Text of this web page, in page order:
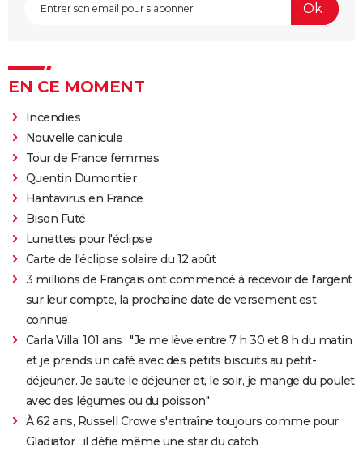
EN CE MOMENT
Incendies
Nouvelle canicule
Tour de France femmes
Quentin Dumontier
Hantavirus en France
Bison Futé
Lunettes pour l'éclipse
Carte de l'éclipse solaire du 12 août
3 millions de Français ont commencé à recevoir de l'argent
sur leur compte, la prochaine date de versement est
connue
Carla Villa, 101 ans : "Je me lève entre 7 h 30 et 8 h du matin
et je prends un café avec des petits biscuits au petit-
déjeuner. Je saute le déjeuner et, le soir, je mange du poulet
avec des légumes ou du poisson"
À 62 ans, Russell Crowe s'entraîne toujours comme pour
Gladiator : il défie même une star du catch